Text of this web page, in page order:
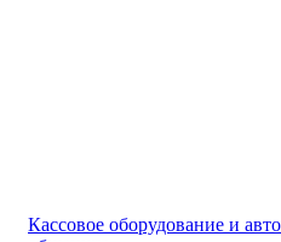
Кассовое оборудование и